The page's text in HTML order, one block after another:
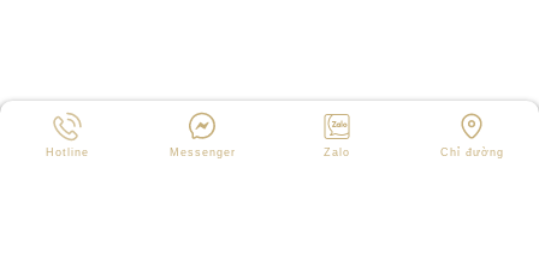
Hotline Messenger Zalo Chỉ đường